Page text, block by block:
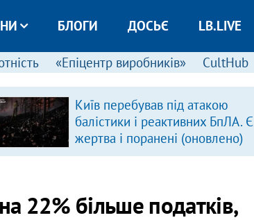
БЛОГИ ДОСЬЄ LB.LIVE
«Епіцентр виробників» CultHub
Київ перебував під атакою
балістики і реактивних БпЛА. Є
жертва і поранені (оновлено)
22% більше податків,